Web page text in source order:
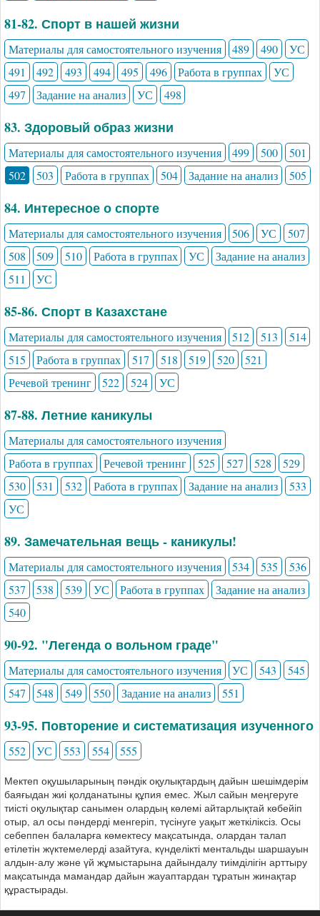
81-82. Спорт в нашей жизни
Материалы для самостоятельного изучения 489 490
УС
491
492 493 494 495 496 Работа в группах
УС
497
Задание на анализ УС 498
83. Здоровый образ жизни
Материалы для самостоятельного изучения 499 500
501
502
503 Работа в группах 504 Задание на анализ 505
84. Интересное о спорте
Материалы для самостоятельного изучения 506 УС
507
508
509 510 Работа в группах УС
Задание на анализ
511
УС
85-86. Спорт в Казахстане
Материалы для самостоятельного изучения 512 513
514
515
Работа в группах 517 518 519 520
521
Речевой тренинг
522 524 УС
87-88. Летние каникулы
Материалы для самостоятельного изучения
Работа в группах
Речевой тренинг 525 527 528
529
530
531 532 Работа в группах Задание на анализ
533
УС
89. Замечательная вещь - каникулы!
Материалы для самостоятельного изучения 534 535
536
537
538 539 УС Работа в группах
Задание на анализ
540
90-92. "Легенда о вольном граде"
Материалы для самостоятельного изучения УС 543
545
547
548 549 550 Задание на анализ 551
93-95. Повторение и систематизация изученного
552 УС 553 554 555
Мектеп оқушыларының пәндік оқулықтардың дайын шешімдерім
баяғыдан жиі қолданатыны құпия емес. Жыл сайын меңгеруге
тиісті оқулықтар санымен олардың көлемі айтарлықтай көбейіп
отыр, ал осы пәндерді менгеріп, түсінуге уақыт жеткіліксіз. Осы
себеппен балаларға көмектесу мақсатында, олардан талап
етілетін жүктемелерді азайтуға, күнделікті ментальды шаршауын
алдын-алу және үй жұмыстарына дайындалу тиімділігін арттыру
мақсатында мамандар дайын жауаптардан тұратын жинақтар
құрастырады.